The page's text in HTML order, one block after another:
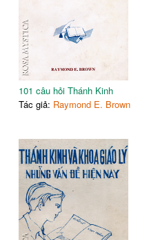
101 câu hỏi Thánh Kinh
Tác giả: Raymond E. Brown